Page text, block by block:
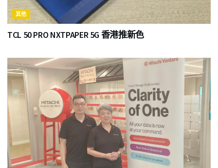
其他
TCL 50 PRO NXTPAPER 5G 香港推新色